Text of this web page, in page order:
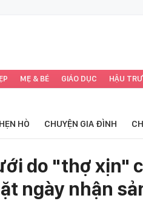
MẸ & BÉ GIÁO DỤC HẬU
HẸN HÒ CHUYỆN GIA ĐÌNH
do "thợ xịn"
ngày nhận